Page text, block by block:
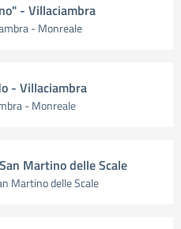
- Villaciambra
- Monreale
- Villaciambra
- Monreale
Martino delle Scale
Martino delle Scale